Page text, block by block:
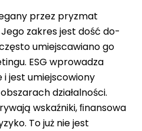
przez pryzmat
zakres jest dość do-
umiejscawiano go
ESG wprowadza
i jest umiejscowiony
działalności.
wskaźniki, ﬁnansowa
To już nie jest